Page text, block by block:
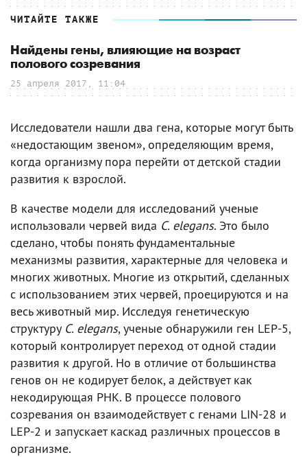
ЧИТАЙТЕ ТАКЖЕ
Найдены гены, влияющие на возраст
полового созревания
25 апреля 2017, 11:04
Исследователи нашли два гена, которые могут быть
«недостающим звеном», определяющим время,
когда организму пора перейти от детской стадии
развития к взрослой.
В качестве модели для исследований ученые
использовали червей вида C. elegans. Это было
сделано, чтобы понять фундаментальные
механизмы развития, характерные для человека и
многих животных. Многие из открытий, сделанных
с использованием этих червей, проецируются и на
весь животный мир. Исследуя генетическую
структуру C. elegans, ученые обнаружили ген LEP-5,
который контролирует переход от одной стадии
развития к другой. Но в отличие от большинства
генов он не кодирует белок, а действует как
некодирующая РНК. В процессе полового
созревания он взаимодействует с генами LIN-28 и
LEP-2 и запускает каскад различных процессов в
организме.